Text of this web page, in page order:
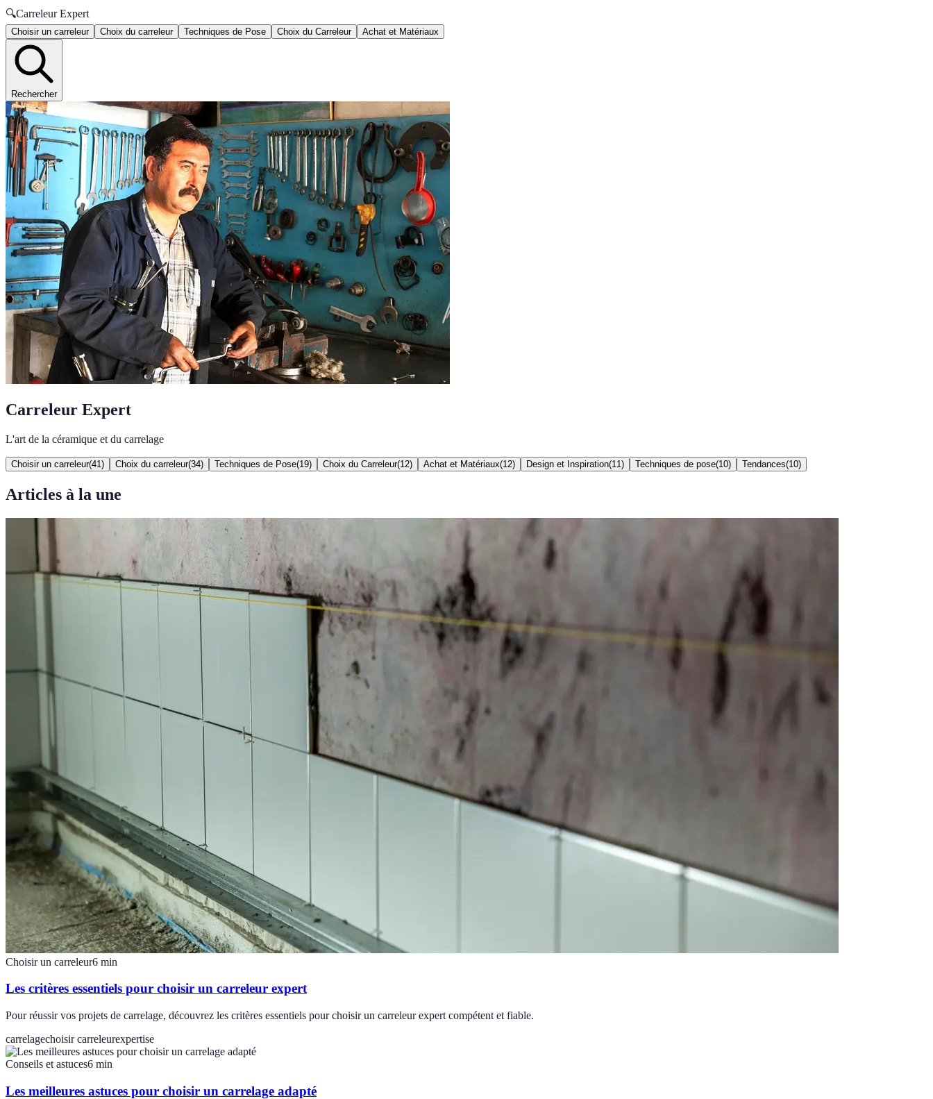
🔍Carreleur Expert
Choisir un carreleur Choix du carreleur Techniques de Pose Choix du Carreleur Achat et Matériaux
Rechercher
Carreleur Expert
L'art de la céramique et du carrelage
Choisir un carreleur(41 ) Choix du carreleur(34) Techniques de Pose(19) Choix du Carreleur(12) Achat et Matériaux(12) Design et Inspiration(11 ) Techniques de pose(10) Tendances(10)
Articles à la une
Choisir un carreleur6 min
Les critères essentiels pour choisir un carreleur expert
Pour réussir vos projets de carrelage, découvrez les critères essentiels pour choisir un carreleur expert compétent et fiable.
carrelagechoisir carreleurexpertise
Conseils et astuces6 min
Les meilleures astuces pour choisir un carrelage adapté